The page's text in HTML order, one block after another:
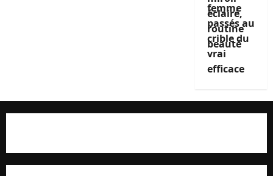
femme
passés au
crible du
vrai
efficace